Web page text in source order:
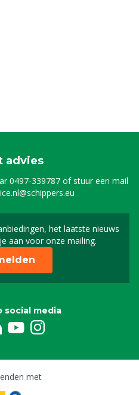
advies
0497-339787of stuur een mail
het laatste nieuws
aan voor onze mailing.
Schrijf je in voor onze
social media
met